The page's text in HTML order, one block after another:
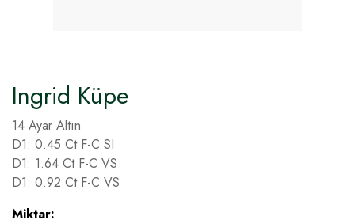
Ingrid Küpe
14 Ayar Altın
D1: 0.45 Ct F-C SI
D1: 1.64 Ct F-C VS
D1: 0.92 Ct F-C VS
Miktar: